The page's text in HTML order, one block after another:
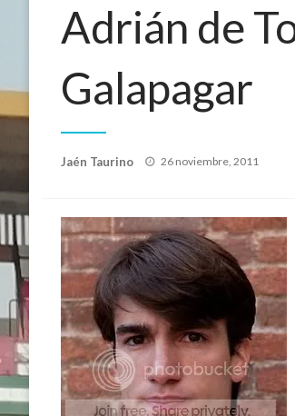
Adrián de
Galapagar
Jaén Taurino
Publicado
26 noviembre, 2011